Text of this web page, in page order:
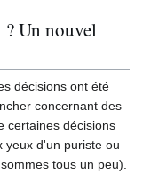
? Un nouvel
décisions ont été
concernant des
certaines décisions
yeux d'un puriste ou
tous un peu).